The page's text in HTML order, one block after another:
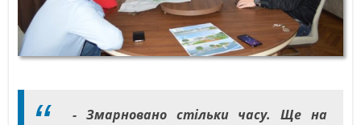
- Змарновано стільки часу. Ще на